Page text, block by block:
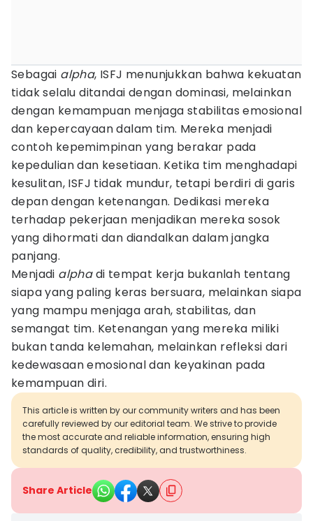
Sebagai alpha, ISFJ menunjukkan bahwa kekuatan
tidak selalu ditandai dengan dominasi, melainkan
dengan kemampuan menjaga stabilitas emosional
dan kepercayaan dalam tim. Mereka menjadi
contoh kepemimpinan yang berakar pada
kepedulian dan kesetiaan. Ketika tim menghadapi
kesulitan, ISFJ tidak mundur, tetapi berdiri di garis
depan dengan ketenangan. Dedikasi mereka
terhadap pekerjaan menjadikan mereka sosok
yang dihormati dan diandalkan dalam jangka
panjang.
Menjadi alphadi tempat kerja bukanlah tentang
siapa yang paling keras bersuara, melainkan siapa
yang mampu menjaga arah, stabilitas, dan
semangat tim. Ketenangan yang mereka miliki
bukan tanda kelemahan, melainkan refleksi dari
kedewasaan emosional dan keyakinan pada
kemampuan diri.
This article is written by our community writers and has been
carefully reviewed by our editorial team. We strive to provide
the most accurate and reliable information, ensuring high
standards of quality, credibility, and trustworthiness.
Share Article